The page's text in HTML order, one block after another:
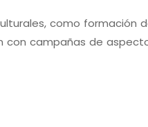
como
campañas de